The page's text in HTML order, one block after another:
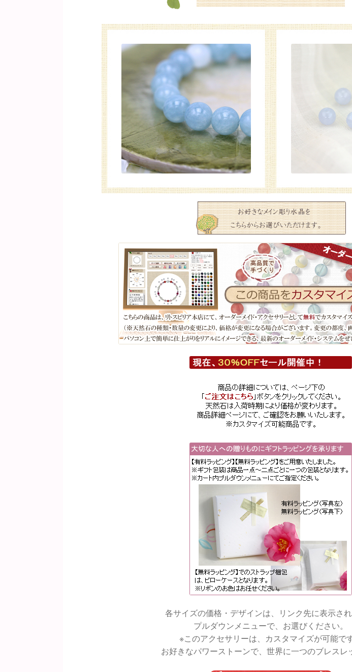
各サイズの価格・デザインは、リンク先に表示され
プルダウンメニューで、お選びください。
※このアクセサリーは、カスタマイズが可能です
お好きなパワーストーンで、世界に一つのブレスレ